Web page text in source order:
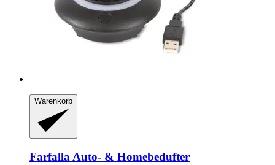
Warenkorb
Farfalla Auto-​ & Homebedufter